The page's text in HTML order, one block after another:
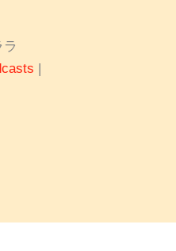
|